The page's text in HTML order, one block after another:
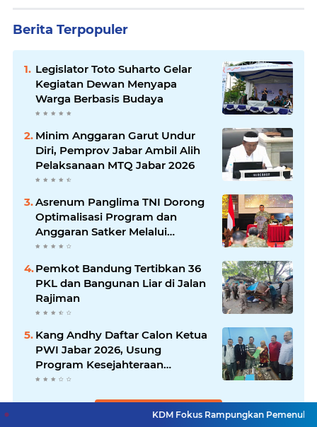
Berita Terpopuler
Legislator Toto Suharto Gelar
Kegiatan Dewan Menyapa
Warga Berbasis Budaya
Minim Anggaran Garut Undur
Diri, Pemprov Jabar Ambil Alih
Pelaksanaan MTQ Jabar 2026
Asrenum Panglima TNI Dorong
Optimalisasi Program dan
Anggaran Satker Melalui
Evaluasi Kinerja
Pemkot Bandung Tertibkan 36
PKL dan Bangunan Liar di Jalan
Rajiman
Kang Andhy Daftar Calon Ketua
PWI Jabar 2026, Usung
Program Kesejahteraan
Wartawan hingga Peluang Kerja
Lihat Selengkapnya
KDM Fokus Rampungkan Pemenuhan Layanan